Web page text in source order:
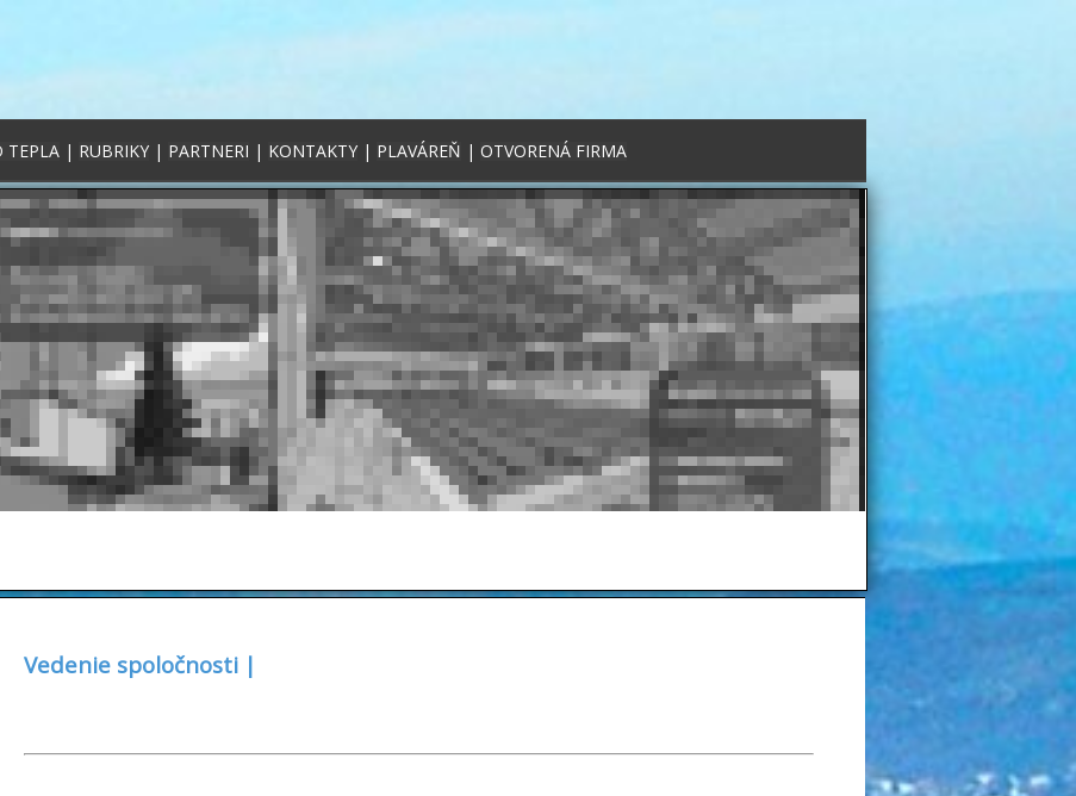
TEPLA | RUBRIKY | PARTNERI | KONTAKTY | PLAVÁREŇ | OTVORENÁ FIRMA
Vedenie spoločnosti |